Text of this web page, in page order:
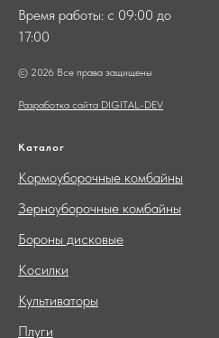
Время работы: с 09:00 до
17:00
© 2026 Все права защищены
Разработка сайта DIGITAL-DEV
Каталог
Кормоуборочные комбайны
Зерноуборочные комбайны
Бороны дисковые
Косилки
Культиваторы
Плуги